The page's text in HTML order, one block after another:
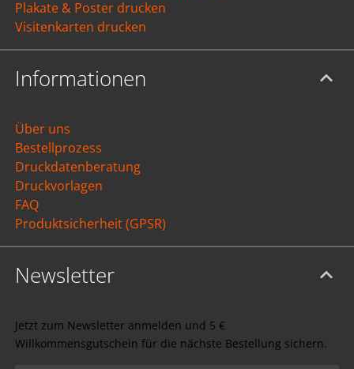
Plakate & Poster drucken
Visitenkarten drucken
Informationen
Über uns
Bestellprozess
Druckdatenberatung
Druckvorlagen
FAQ
Produktsicherheit (GPSR)
Newsletter
Jetzt zum Newsletter anmelden und 5 €
Willkommensgutschein für die nächste Bestellung sichern.